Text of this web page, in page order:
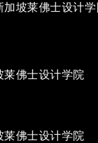
坡莱佛士设计学
佛士设计学院
佛士设计学院